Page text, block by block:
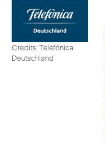
Credits: Telefónica
Deutschland